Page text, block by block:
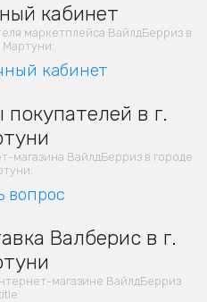
кабинет
маркетплейса ВайлдБерриз в
Мартуни:
кабинет
в г.
магазина ВайлдБерриз в городе
вопрос
Валберис в г.
магазине ВайлдБерриз